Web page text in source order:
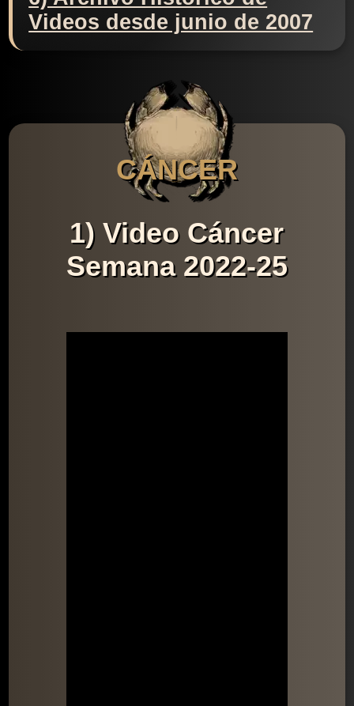
Videos desde junio de 2007
CÁNCER
1) Video Cáncer
Semana 2022-25